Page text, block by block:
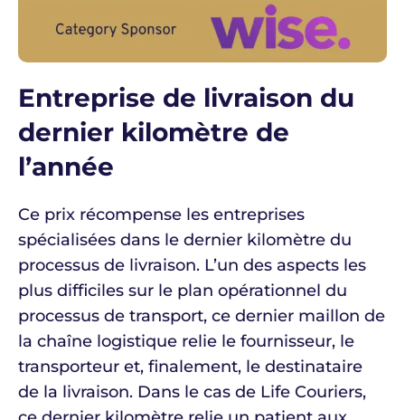
Entreprise de livraison du
dernier kilomètre de
l’année
Ce prix récompense les entreprises
spécialisées dans le dernier kilomètre du
processus de livraison. L’un des aspects les
plus difficiles sur le plan opérationnel du
processus de transport, ce dernier maillon de
la chaîne logistique relie le fournisseur, le
transporteur et, finalement, le destinataire
de la livraison. Dans le cas de Life Couriers,